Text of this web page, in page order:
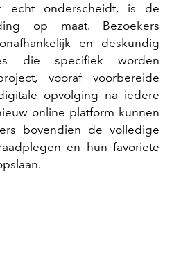
echt onderscheidt, is de
op maat. Bezoekers
en deskundig
die specifiek worden
vooraf voorbereide
opvolging na iedere
online platform kunnen
bovendien de volledige
en hun favoriete